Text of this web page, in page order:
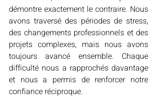
démontre exactement le contraire. Nous
avons traversé des périodes de stress,
des changements professionnels et des
projets complexes, mais nous avons
toujours avancé ensemble. Chaque
difficulté nous a rapprochés davantage
et nous a permis de renforcer notre
confiance réciproque.